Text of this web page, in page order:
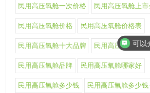
民用高压氧舱一次价格 民用高压氧舱上市
民用高压氧舱价格 民用高压氧舱价格表
民用高压氧舱十大品牌 民用高压氧舱厂家
民用高压氧舱品牌 民用高压氧舱哪家好
民用高压氧舱多少钱 民用高压氧舱多少钱